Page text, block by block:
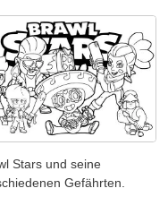
Stars und seine
Gefährten.